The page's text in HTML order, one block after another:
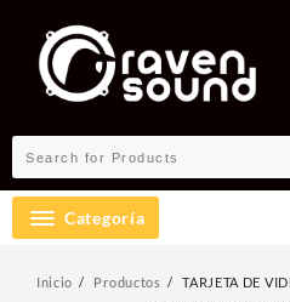
contenido
Categoría
Inicio Productos
TARJETA DE